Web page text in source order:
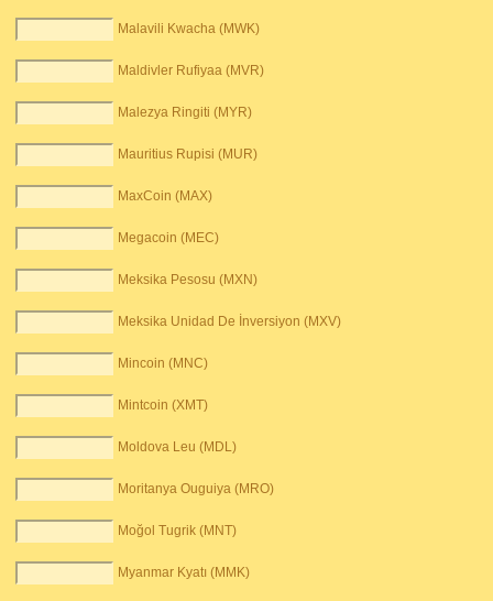
Malavili Kwacha (MWK)
Maldivler Rufiyaa (MVR)
Malezya Ringiti (MYR)
Mauritius Rupisi (MUR)
MaxCoin (MAX)
Megacoin (MEC)
Meksika Pesosu (MXN)
Meksika Unidad De İnversiyon (MXV)
Mincoin (MNC)
Mintcoin (XMT)
Moldova Leu (MDL)
Moritanya Ouguiya (MRO)
Moğol Tugrik (MNT)
Myanmar Kyatı (MMK)